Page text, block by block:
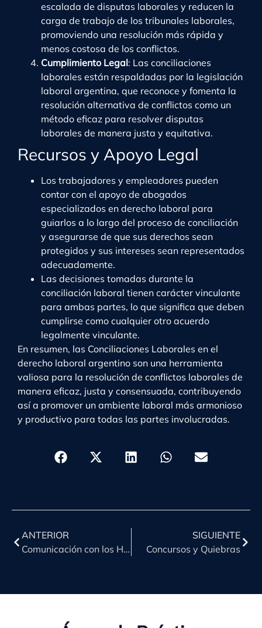
escalada de disputas laborales y reducen la
carga de trabajo de los tribunales laborales,
promoviendo una resolución más rápida y
menos costosa de los conflictos.
Cumplimiento Legal: Las conciliaciones
laborales están respaldadas por la legislación
laboral argentina, que reconoce y fomenta la
resolución alternativa de conflictos como un
método eficaz para resolver disputas
laborales de manera justa y equitativa.
Recursos y Apoyo Legal
Los trabajadores y empleadores pueden
contar con el apoyo de abogados
especializados en derecho laboral para
guiarlos a lo largo del proceso de conciliación
y asegurarse de que sus derechos sean
protegidos y sus intereses sean representados
adecuadamente.
Las decisiones tomadas durante la
conciliación laboral tienen carácter vinculante
para ambas partes, lo que significa que deben
cumplirse como cualquier otro acuerdo
legalmente vinculante.
En resumen, las Conciliaciones Laborales en el
derecho laboral argentino son una herramienta
valiosa para la resolución de conflictos laborales de
manera eficaz, justa y consensuada, contribuyendo
así a promover un ambiente laboral más armonioso
y productivo para todas las partes involucradas.
ANTERIOR
Comunicación con los Hijos
SIGUIENTE
Concursos y Quiebras